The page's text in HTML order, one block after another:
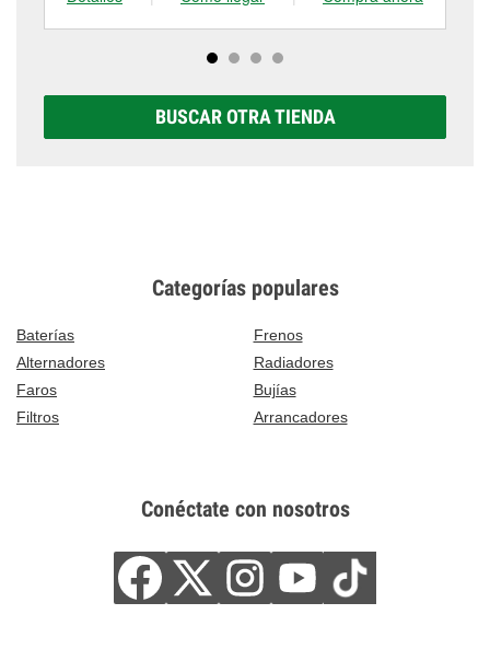
BUSCAR OTRA TIENDA
Categorías populares
Baterías
Frenos
Alternadores
Radiadores
Faros
Bujías
Filtros
Arrancadores
Conéctate con nosotros